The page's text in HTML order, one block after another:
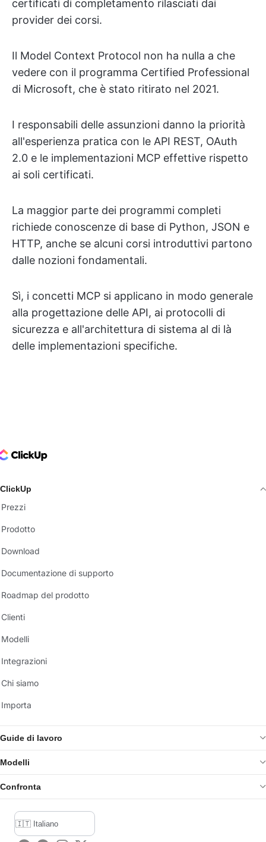
certificati di completamento rilasciati dai
provider dei corsi.
Il Model Context Protocol non ha nulla a che
vedere con il programma Certified Professional
di Microsoft, che è stato ritirato nel 2021.
I responsabili delle assunzioni danno la priorità
all'esperienza pratica con le API REST, OAuth
2.0 e le implementazioni MCP effettive rispetto
ai soli certificati.
La maggior parte dei programmi completi
richiede conoscenze di base di Python, JSON e
HTTP, anche se alcuni corsi introduttivi partono
dalle nozioni fondamentali.
Sì, i concetti MCP si applicano in modo generale
alla progettazione delle API, ai protocolli di
sicurezza e all'architettura di sistema al di là
delle implementazioni specifiche.
Logo
ClickUp
Prezzi
Prodotto
Download
Documentazione di supporto
Roadmap del prodotto
Clienti
Modelli
Integrazioni
Chi siamo
Importa
Guide di lavoro
Modelli
Confronta